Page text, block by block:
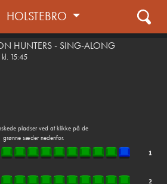
HOLSTEBRO
HUNTERS - SING-ALONG
15:45
pladser ved at klikke på de
grønne sæder nedenfor.
1step-front02 084308